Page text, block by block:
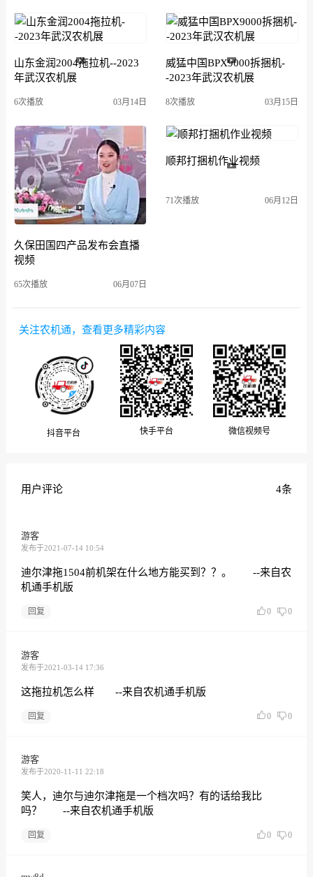
山东金润2004拖拉机--2023
年武汉农机展
6次播放 03月14日
威猛中国BPX9000拆捆机-
-2023年武汉农机展
8次播放 03月15日
久保田国四产品发布会直播
视频
65次播放 06月07日
顺邦打捆机作业视频
71次播放 06月12日
关注农机通，查看更多精彩内容
抖音平台 快手平台 微信视频号
用户评论 4条
游客
发布于2021-07-14 10:54
迪尔津拖1504前机架在什么地方能买到？？。 --来自农
机通手机版
回复 0 0
游客
发布于2021-03-14 17:36
这拖拉机怎么样 --来自农机通手机版
回复 0 0
游客
发布于2020-11-11 22:18
笑人，迪尔与迪尔津拖是一个档次吗？有的话给我比
吗？ --来自农机通手机版
回复 0 0